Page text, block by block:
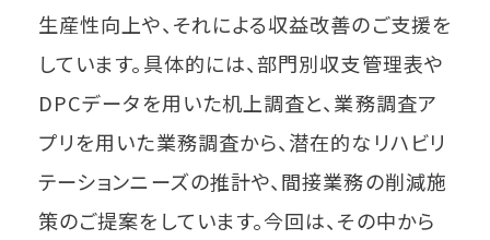
生産性向上や、それによる収益改善のご支援を
しています。具体的には、部門別収支管理表や
DPCデータを用いた机上調査と、業務調査ア
プリを用いた業務調査から、潜在的なリハビリ
テーションニーズの推計や、間接業務の削減施
策のご提案をしています。今回は、その中から